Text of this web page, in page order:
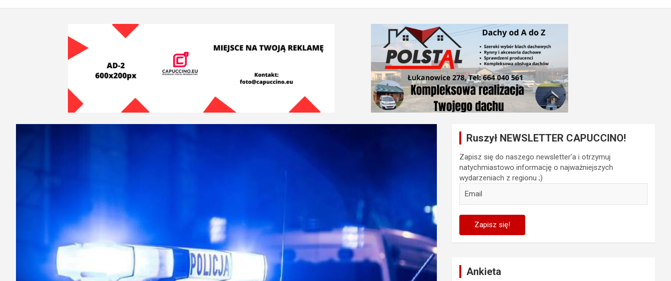
Ruszył NEWSLETTER CAPUCCINO!
Zapisz się do naszego newsletter'a i otrzymuj
natychmiastowo informację o najważniejszych
wydarzeniach z regionu ;)
Ankieta